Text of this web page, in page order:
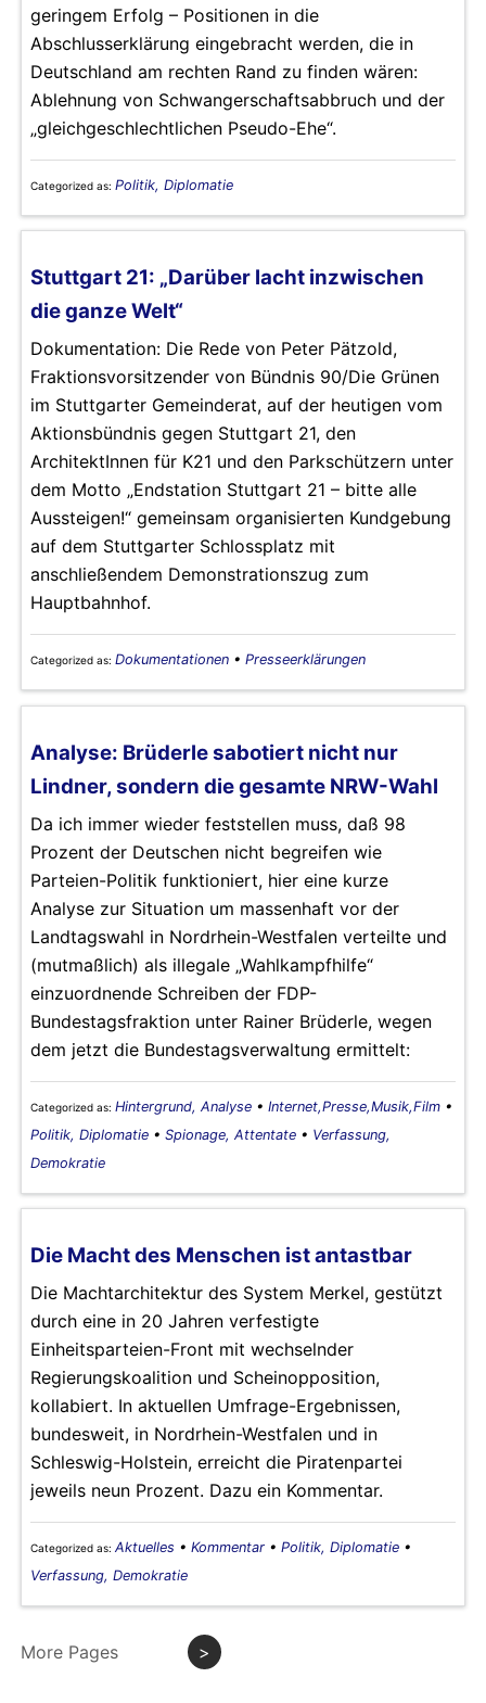
geringem Erfolg – Positionen in die
Abschlusserklärung eingebracht werden, die in
Deutschland am rechten Rand zu finden wären:
Ablehnung von Schwangerschaftsabbruch und der
„gleichgeschlechtlichen Pseudo-Ehe“.
Categorized as: Politik, Diplomatie
Stuttgart 21: „Darüber lacht inzwischen
die ganze Welt“
Dokumentation: Die Rede von Peter Pätzold,
Fraktionsvorsitzender von Bündnis 90/Die Grünen
im Stuttgarter Gemeinderat, auf der heutigen vom
Aktionsbündnis gegen Stuttgart 21, den
ArchitektInnen für K21 und den Parkschützern unter
dem Motto „Endstation Stuttgart 21 – bitte alle
Aussteigen!“ gemeinsam organisierten Kundgebung
auf dem Stuttgarter Schlossplatz mit
anschließendem Demonstrationszug zum
Hauptbahnhof.
Categorized as: Dokumentationen • Presseerklärungen
Analyse: Brüderle sabotiert nicht nur
Lindner, sondern die gesamte NRW-Wahl
Da ich immer wieder feststellen muss, daß 98
Prozent der Deutschen nicht begreifen wie
Parteien-Politik funktioniert, hier eine kurze
Analyse zur Situation um massenhaft vor der
Landtagswahl in Nordrhein-Westfalen verteilte und
(mutmaßlich) als illegale „Wahlkampfhilfe“
einzuordnende Schreiben der FDP-
Bundestagsfraktion unter Rainer Brüderle, wegen
dem jetzt die Bundestagsverwaltung ermittelt:
Categorized as: Hintergrund, Analyse • Internet,Presse,Musik,Film •
Politik, Diplomatie • Spionage, Attentate • Verfassung,
Demokratie
Die Macht des Menschen ist antastbar
Die Machtarchitektur des System Merkel, gestützt
durch eine in 20 Jahren verfestigte
Einheitsparteien-Front mit wechselnder
Regierungskoalition und Scheinopposition,
kollabiert. In aktuellen Umfrage-Ergebnissen,
bundesweit, in Nordrhein-Westfalen und in
Schleswig-Holstein, erreicht die Piratenpartei
jeweils neun Prozent. Dazu ein Kommentar.
Categorized as: Aktuelles • Kommentar • Politik, Diplomatie •
Verfassung, Demokratie
More Pages >